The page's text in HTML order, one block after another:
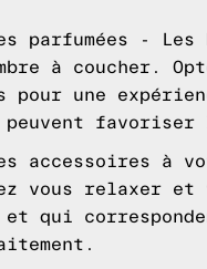
parfumées -
à coucher.
pour une
peuvent favoriser
accessoires à
vous relaxer
qui